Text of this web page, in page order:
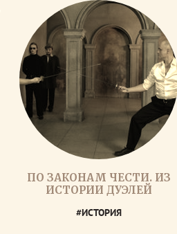
ПО ЗАКОНАМ ЧЕСТИ. ИЗ
ИСТОРИИ ДУЭЛЕЙ
#ИСТОРИЯ